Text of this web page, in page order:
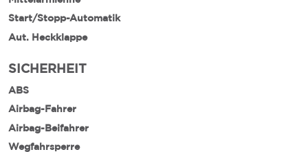
Start/Stopp-Automatik
Aut. Heckklappe
SICHERHEIT
ABS
Airbag-Fahrer
Airbag-Beifahrer
Wegfahrsperre